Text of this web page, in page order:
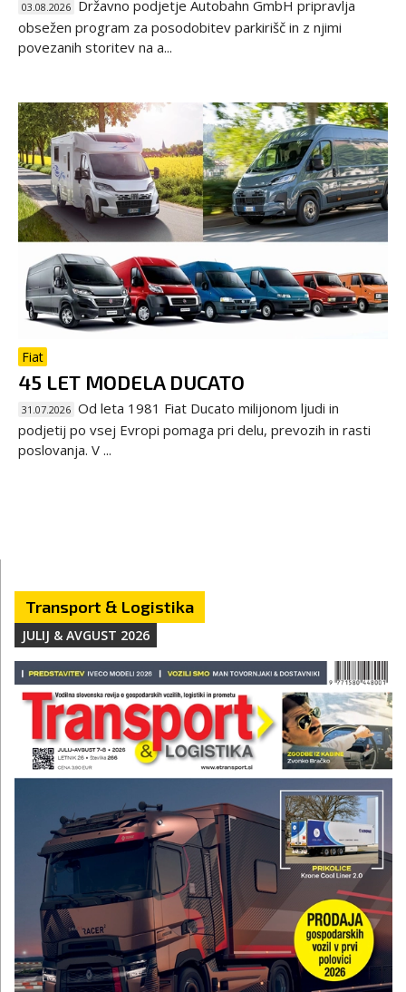
03.08.2026 Državno podjetje Autobahn GmbH pripravlja
obsežen program za posodobitev parkirišč in z njimi
povezanih storitev na a...
Fiat
45 LET MODELA DUCATO
31.07.2026 Od leta 1981 Fiat Ducato milijonom ljudi in
podjetij po vsej Evropi pomaga pri delu, prevozih in rasti
poslovanja. V ...
Transport & Logistika
JULIJ & AVGUST 2026